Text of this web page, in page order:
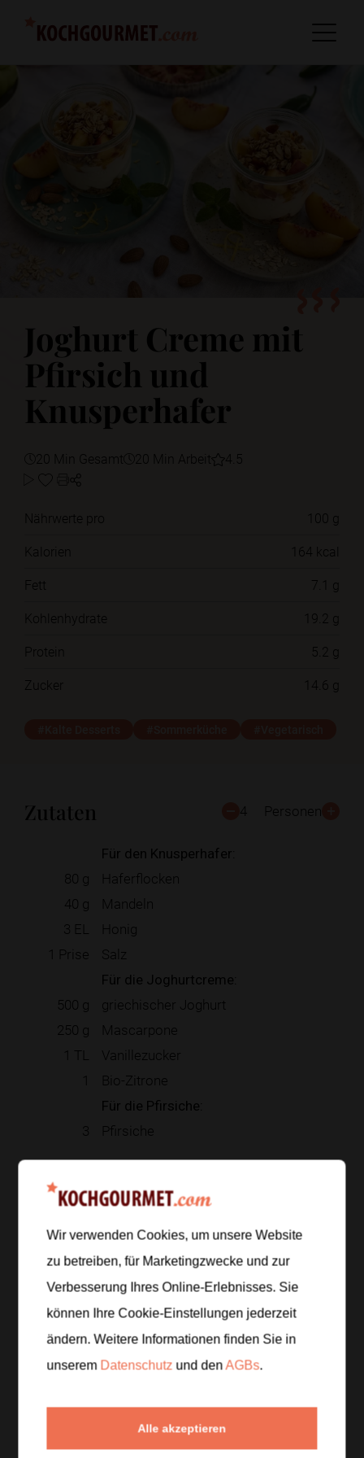
Joghurt Creme mit
Pfirsich und
Knusperhafer
20 Min Gesamt 20 Min Arbeit 4.5
Nährwerte pro
100 g
Kalorien
164 kcal
Fett
7.1 g
Kohlenhydrate
19.2 g
Protein
5.2 g
Zucker
14.6 g
Zutaten 4 Personen
Für den Knusperhafer:
80 g
Haferflocken
40 g
Mandeln
3 EL
Honig
1 Prise Salz
Für die Joghurtcreme:
500 g
griechischer Joghurt
250 g
Mascarpone
1 TL
Vanillezucker
1
Bio-Zitrone
Für die Pfirsiche:
3 Pfirsiche
Zur Einkaufsliste hinzufügen
Zubereitung
Schritt 1/5
Haferflocken und Mandeln in einer Pfanne ohne Fett
4 bis 5 Minutenrösten, bis sie leicht duften. 1 EL
Schritt 2/5
Wir verwenden Cookies, um unsere Website
zu betreiben, für Marketingzwecke und zur
Verbesserung Ihres Online-Erlebnisses. Sie
können Ihre Cookie-Einstellungen jederzeit
ändern. Weitere Informationen finden Sie in
unserem Datenschutz und denAGBs.
Alle akzeptieren